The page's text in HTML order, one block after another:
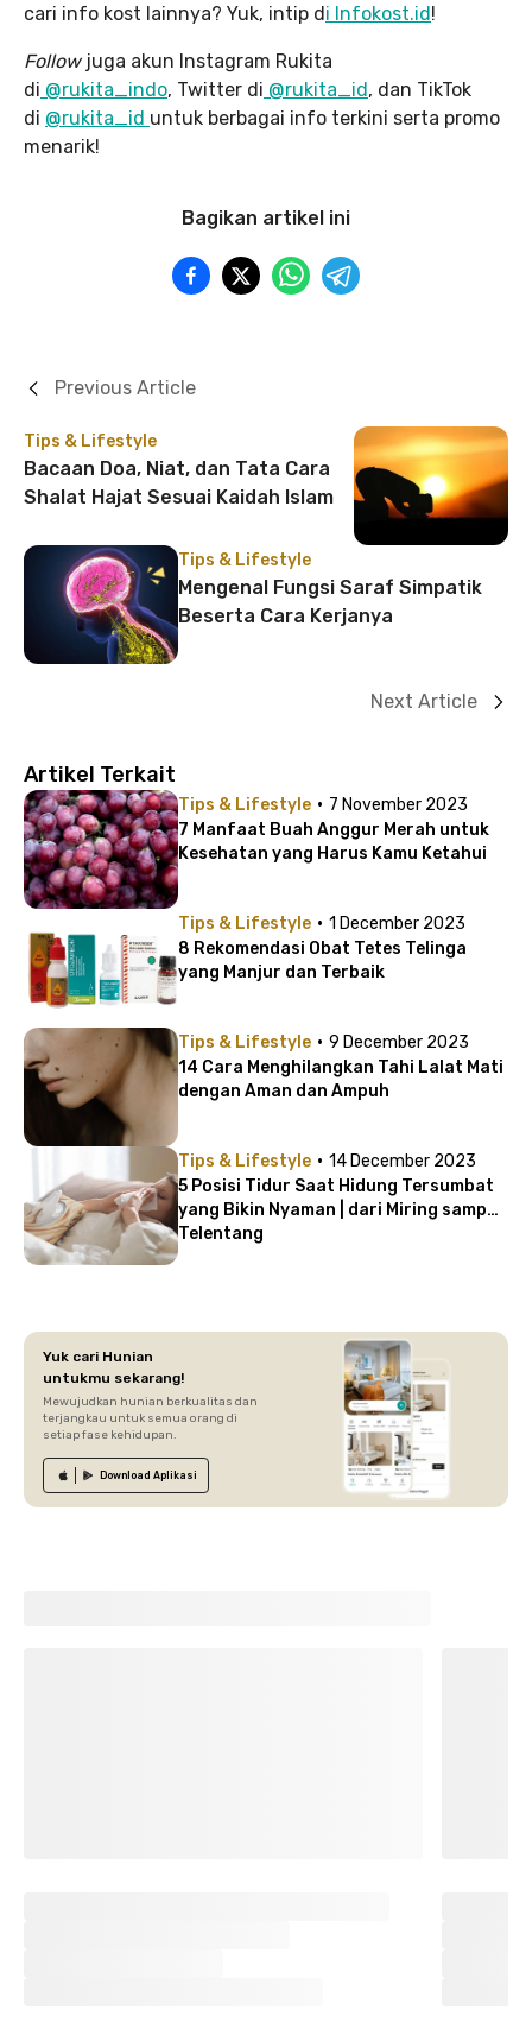
cari info kost lainnya? Yuk, intip di Infokost.id!
Follow juga akun Instagram Rukita
di @rukita_indo, Twitter di @rukita_id, dan TikTok
di @rukita_id untuk berbagai info terkini serta promo
menarik!
Bagikan artikel ini
Tips & Lifestyle
Bacaan Doa, Niat, dan Tata Cara
Shalat Hajat Sesuai Kaidah Islam
Previous Article
Tips & Lifestyle
Mengenal Fungsi Saraf Simpatik
Beserta Cara Kerjanya
Next Article
Artikel Terkait
Tips & Lifestyle · 7 November 2023
7 Manfaat Buah Anggur Merah untuk
Kesehatan yang Harus Kamu Ketahui
Tips & Lifestyle · 1 December 2023
8 Rekomendasi Obat Tetes Telinga
yang Manjur dan Terbaik
Tips & Lifestyle · 9 December 2023
14 Cara Menghilangkan Tahi Lalat Mati
dengan Aman dan Ampuh
Tips & Lifestyle · 14 December 2023
5 Posisi Tidur Saat Hidung Tersumbat
yang Bikin Nyaman | dari Miring sampai
Telentang
Yuk cari Hunian
untukmu sekarang!
Mewujudkan hunian berkualitas dan
terjangkau untuk semua orang di
setiap fase kehidupan.
Download Aplikasi